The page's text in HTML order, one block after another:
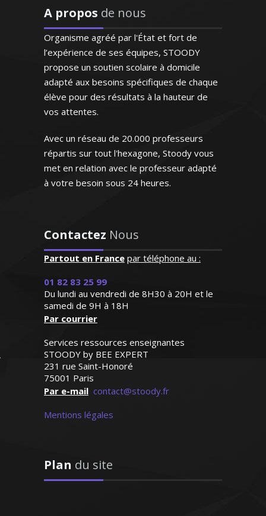
sympathique, elle a su
s'octroyer la confiance de
notre fille dès le premier
contact"
Madame G.F (Paris, élève en
classe de seconde)
parfaitement l'espagnol
puisqu'il s'agit de sa langue
natale. Très doué pour
excellemment ses cours.
Bref un modèle"
Monsieur H.E (Marseille,
étudiant au supérieur)
lycées professionnels et je donne des
formations spécialisées sur mesure pour
les professionnels de la vente et du
marketing. J’aime transmettre le savoir
et aider mes élèves à bien réussir
Madame P. Adélaïde – Professeur de
comptabilité/gestion - Nantes
Titulaire d'un DEA en sciences
physiques, passant son doctorat cette
chimie à des étudiants jusqu'au niveau
maîtrise sous la forme de tutorat et de
travaux dirigés. De plus, depuis 1998, je
mathématiques et de physique chimie à
des élèves de tous les niveaux.
Disponible et dotée d'une grande
expérience, je saurai aider mes élèves à
A propos de nous
Organisme agréé par l'État et fort de
l’expérience de ses équipes, STOODY
propose un soutien scolaire à domicile
adapté aux besoins spécifiques de chaque
élève pour des résultats à la hauteur de
vos attentes.
Avec un réseau de 20.000 professeurs
répartis sur tout l'hexagone, Stoody vous
met en relation avec le professeur adapté
à votre besoin sous 24 heures.
Contactez Nous
Partout en France par téléphone au :
01 82 83 25 99
Du lundi au vendredi de 8H30 à 20H et le
samedi de 9H à 18H
Par courrier
Services ressources enseignantes
STOODY by BEE EXPERT
231 rue Saint-Honoré
75001 Paris
Par e-mail contact@stoody.fr
Mentions légales
Plan du site